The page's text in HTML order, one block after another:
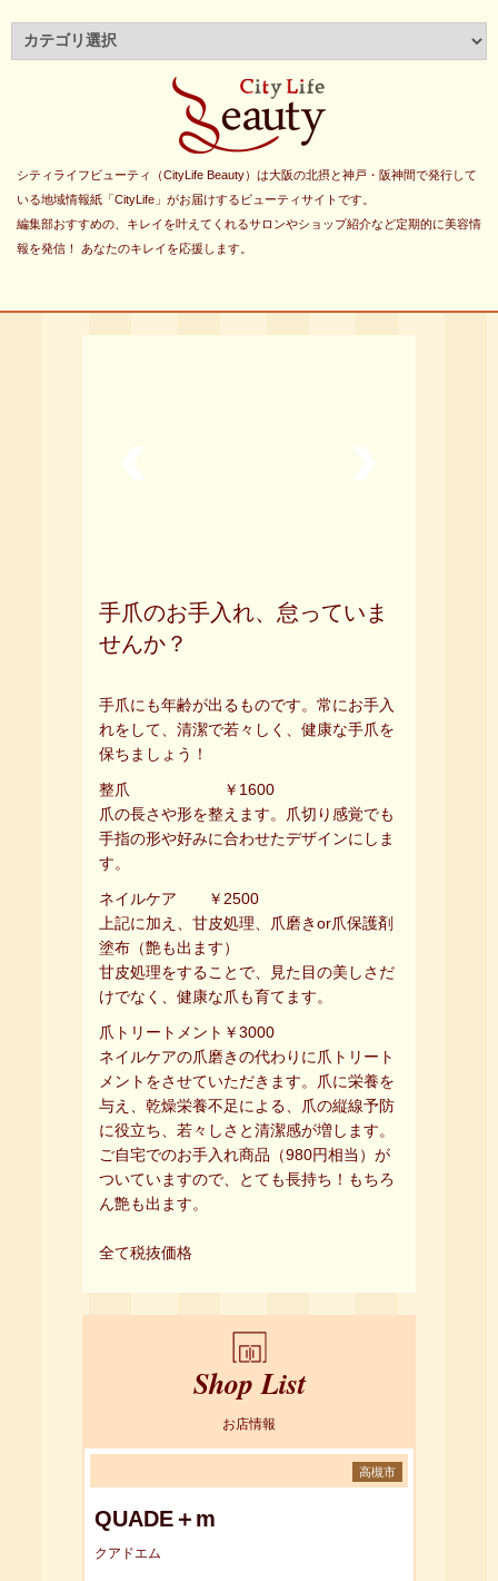
シティライフビューティ（CityLife Beauty）は大阪の北摂と神戸・阪神間で発行して
いる地域情報紙「CityLife」がお届けするビューティサイトです。
編集部おすすめの、キレイを叶えてくれるサロンやショップ紹介など定期的に美容情
報を発信！ あなたのキレイを応援します。
手爪のお手入れ、怠っていま
せんか？
手爪にも年齢が出るものです。常にお手入
れをして、清潔で若々しく、健康な手爪を
保ちましょう！
整爪 ￥1600
爪の長さや形を整えます。爪切り感覚でも
手指の形や好みに合わせたデザインにしま
す。
ネイルケア ￥2500
上記に加え、甘皮処理、爪磨きor爪保護剤
塗布（艶も出ます）
甘皮処理をすることで、見た目の美しさだ
けでなく、健康な爪も育てます。
爪トリートメント￥3000
ネイルケアの爪磨きの代わりに爪トリート
メントをさせていただきます。爪に栄養を
与え、乾燥栄養不足による、爪の縦線予防
に役立ち、若々しさと清潔感が増します。
ご自宅でのお手入れ商品（980円相当）が
ついていますので、とても長持ち！もちろ
ん艶も出ます。
全て税抜価格
Shop List
お店情報
高槻市
QUADE＋m
クアドエム